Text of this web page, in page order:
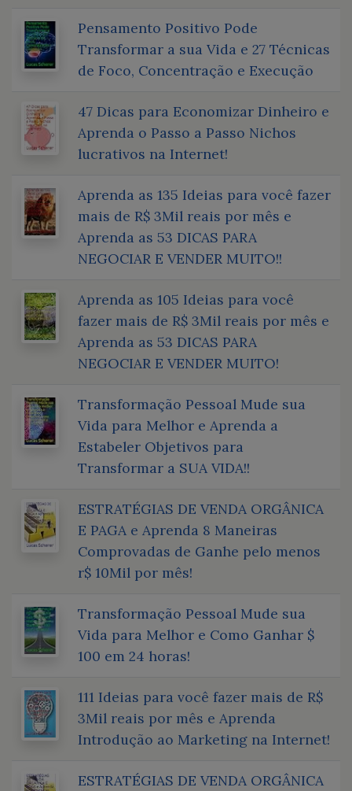
Pensamento Positivo Pode
Transformar a sua Vida e 27 Técnicas
de Foco, Concentração e Execução
47 Dicas para Economizar Dinheiro e
Aprenda o Passo a Passo Nichos
lucrativos na Internet!
Aprenda as 135 Ideias para você fazer
mais de R$ 3Mil reais por mês e
Aprenda as 53 DICAS PARA
NEGOCIAR E VENDER MUITO!!
Aprenda as 105 Ideias para você
fazer mais de R$ 3Mil reais por mês e
Aprenda as 53 DICAS PARA
NEGOCIAR E VENDER MUITO!
Transformação Pessoal Mude sua
Vida para Melhor e Aprenda a
Estabeler Objetivos para
Transformar a SUA VIDA!!
ESTRATÉGIAS DE VENDA ORGÂNICA
E PAGA e Aprenda 8 Maneiras
Comprovadas de Ganhe pelo menos
r$ 10Mil por mês!
Transformação Pessoal Mude sua
Vida para Melhor e Como Ganhar $
100 em 24 horas!
111 Ideias para você fazer mais de R$
3Mil reais por mês e Aprenda
Introdução ao Marketing na Internet!
ESTRATÉGIAS DE VENDA ORGÂNICA